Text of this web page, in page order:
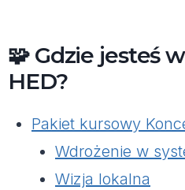
🧩 Gdzie jesteś
HED?
Pakiet kursowy
Wdrożenie w
Wizja lokalna